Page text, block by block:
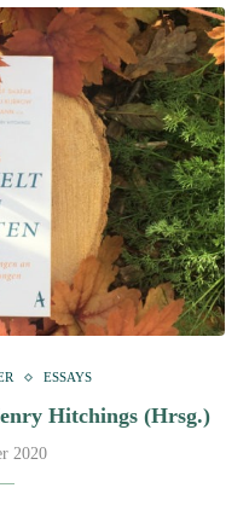
ESSAYS
Hitchings (Hrsg.)
2020